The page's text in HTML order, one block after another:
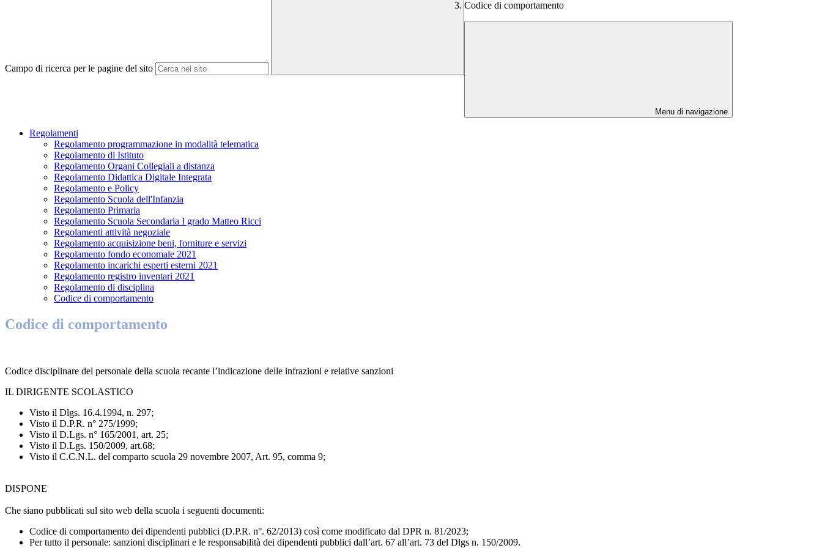
Campo di ricerca per le pagine del sito
Codice di comportamento
Menu di navigazione
Regolamenti
Regolamento programmazione in modalità telematica
Regolamento di Istituto
Regolamento Organi Collegiali a distanza
Regolamento Didattica Digitale Integrata
Regolamento e Policy
Regolamento Scuola dell'Infanzia
Regolamento Primaria
Regolamento Scuola Secondaria I grado Matteo Ricci
Regolamenti attività negoziale
Regolamento acquisizione beni, forniture e servizi
Regolamento fondo economale 2021
Regolamento incarichi esperti esterni 2021
Regolamento registro inventari 2021
Regolamento di disciplina
Codice di comportamento
Codice di comportamento
Codice disciplinare del personale della scuola recante l’indicazione delle infrazioni e relative sanzioni
IL DIRIGENTE SCOLASTICO
Visto il Dlgs. 16.4.1994, n. 297;
Visto il D.P.R. n° 275/1999;
Visto il D.Lgs. n° 165/2001, art. 25;
Visto il D.Lgs. 150/2009, art.68;
Visto il C.C.N.L. del comparto scuola 29 novembre 2007, Art. 95, comma 9;
DISPONE
Che siano pubblicati sul sito web della scuola i seguenti documenti:
Codice di comportamento dei dipendenti pubblici (D.P.R. n°. 62/2013) così come modificato dal DPR n. 81/2023;
Per tutto il personale: sanzioni disciplinari e le responsabilità dei dipendenti pubblici dall’art. 67 all’art. 73 del Dlgs n. 150/2009.